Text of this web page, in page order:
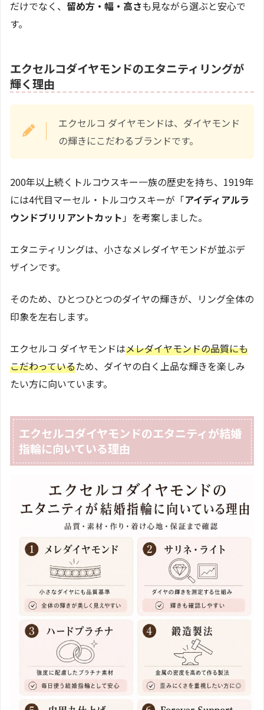
だけでなく、 留め方・幅・高さも見ながら選ぶと安心で
す。
エクセルコダイヤモンドのエタニティリングが
輝く理由
エクセルコ ダイヤモンドは、ダイヤモンド
の輝きにこだわるブランドです。
200年以上続くトルコウスキー一族の歴史を持ち、1919年
には4代目マーセル・トルコウスキーが「アイディアルラ
ウンドブリリアントカット 」を考案しました。
エタニティリングは、小さなメレダイヤモンドが並ぶデ
ザインです。
そのため、ひとつひとつのダイヤの輝きが、リング全体の
印象を左右します。
エクセルコ ダイヤモンドはメレダイヤモンドの品質にも
こだわっているため、ダイヤの白く上品な輝きを楽しみ
たい方に向いています。
エクセルコダイヤモンドのエタニティが結婚
指輪に向いている理由